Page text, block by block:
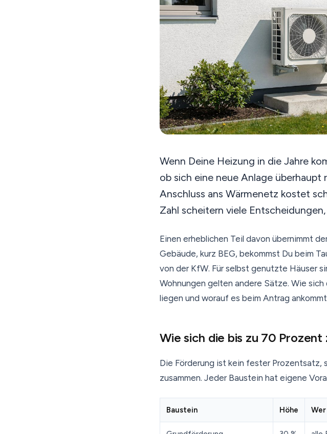
Wenn Deine Heizung in die Jahre
ob sich eine neue Anlage
Anschluss ans Wärmenetz kostet
Zahl scheitern viele
Einen erheblichen Teil davon übernimmt
Gebäude, kurz BEG, bekommst Du beim
von der KfW. Für selbst genutzte Häuser
Wohnungen gelten andere Sätze. Wie
liegen und worauf es beim Antrag
Wie sich die bis zu 70 Prozent
Die Förderung ist kein fester Prozentsatz,
zusammen. Jeder Baustein hat eigene
Baustein Höhe